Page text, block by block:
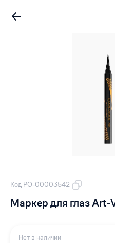
Код РО-00003542
Маркер для глаз Art-
Нет в наличии